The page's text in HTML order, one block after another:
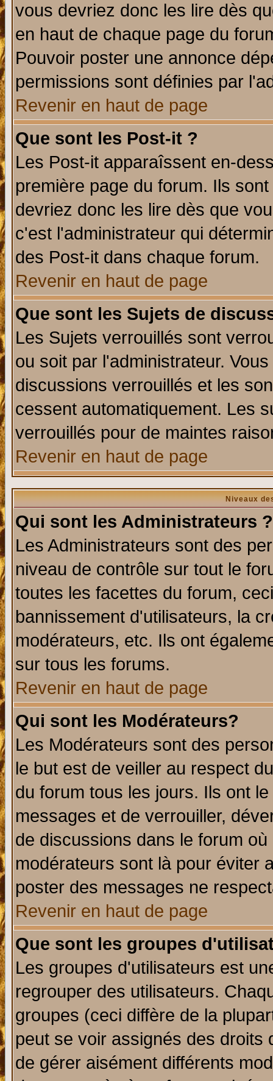
vous devriez donc les lire dès
en haut de chaque page du
Pouvoir poster une annonce
permissions sont définies par
Revenir en haut de page
Que sont les Post-it ?
Les Post-it apparaîssent en-
première page du forum. Ils
devriez donc les lire dès que
c'est l'administrateur qui
des Post-it dans chaque forum.
Revenir en haut de page
Que sont les Sujets de
Les Sujets verrouillés sont
ou soit par l'administrateur.
discussions verrouillés et les
cessent automatiquement. Les
verrouillés pour de maintes
Revenir en haut de page
Niveaux
Qui sont les Administrateurs ?
Les Administrateurs sont des
niveau de contrôle sur tout le
toutes les facettes du forum,
bannissement d'utilisateurs, la
modérateurs, etc. Ils ont
sur tous les forums.
Revenir en haut de page
Qui sont les Modérateurs?
Les Modérateurs sont des
le but est de veiller au respect
du forum tous les jours. Ils ont
messages et de verrouiller,
de discussions dans le forum
modérateurs sont là pour éviter
poster des messages ne
Revenir en haut de page
Que sont les groupes
Les groupes d'utilisateurs est
regrouper des utilisateurs.
groupes (ceci diffère de la
peut se voir assignés des
de gérer aisément différents